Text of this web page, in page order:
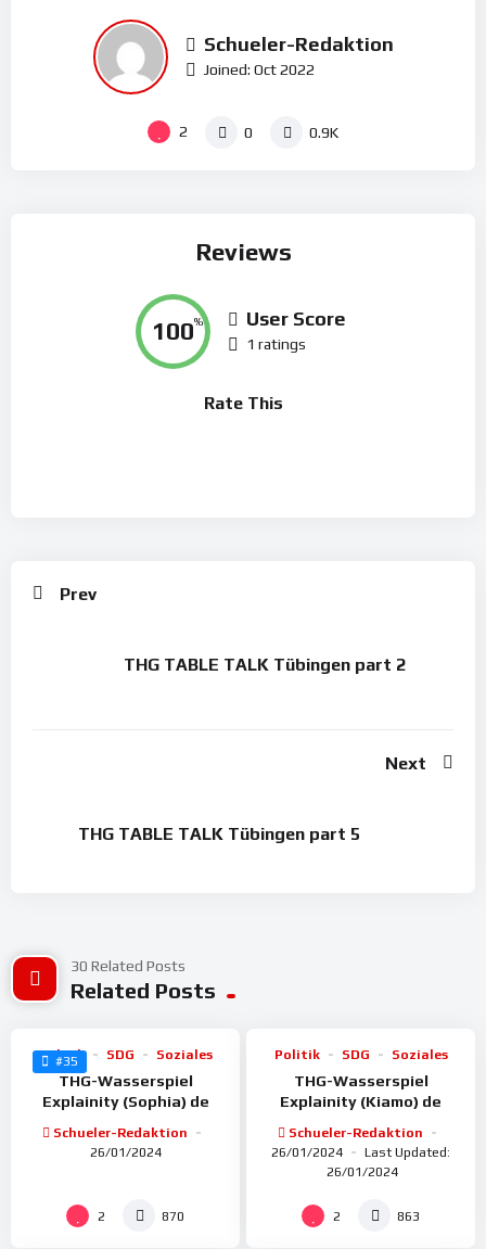
Schueler-Redaktion
Joined: Oct 2022
2 0 0.9K
Reviews
100% User Score
1 ratings
Rate This
Prev
THG TABLE TALK Tübingen part 2
Next
THG TABLE TALK Tübingen part 5
30 Related Posts
Related Posts
#35
100
Politik SDG Soziales
THG-Wasserspiel
Explainity (Sophia) de
Schueler-Redaktion
26/01/2024
2 870
Politik SDG Soziales
THG-Wasserspiel
Explainity (Kiamo) de
Schueler-Redaktion
26/01/2024
Last Updated:
26/01/2024
2 863
% %